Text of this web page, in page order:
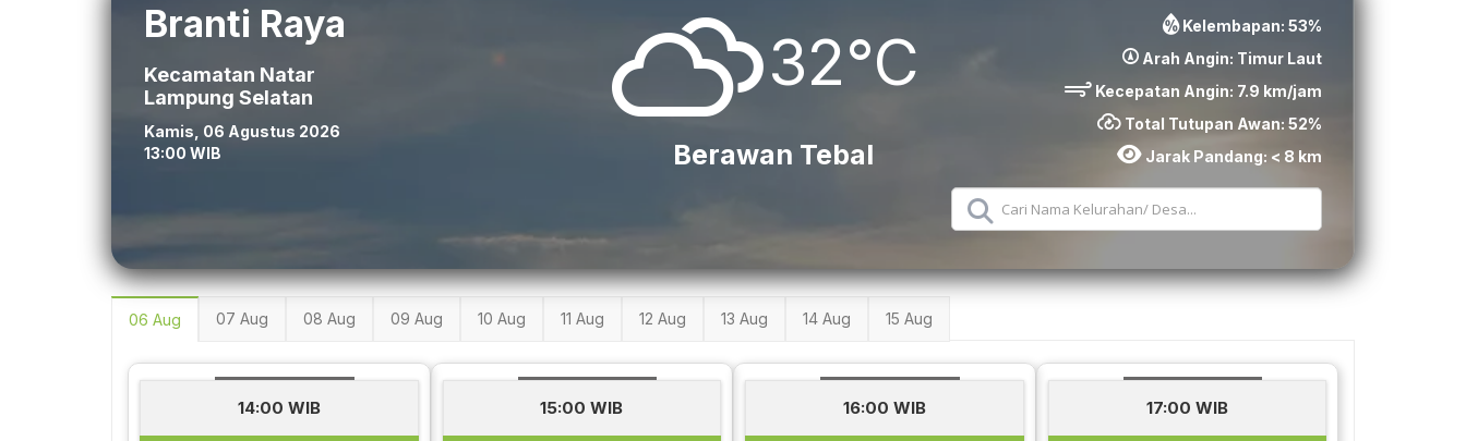
Branti Raya
Kecamatan Natar
Lampung Selatan
Kamis, 06 Agustus 2026
13:00 WIB
32°C
Berawan Tebal
Kelembapan: 53%
Arah Angin: Timur Laut
Kecepatan Angin: 7.9 km/jam
Total Tutupan Awan: 52%
Jarak Pandang: < 8 km
06 Aug 07 Aug 08 Aug 09 Aug 10 Aug 11 Aug 12 Aug 13 Aug 14 Aug 15 Aug
14:00 WIB 15:00 WIB 16:00 WIB 17:00 WIB